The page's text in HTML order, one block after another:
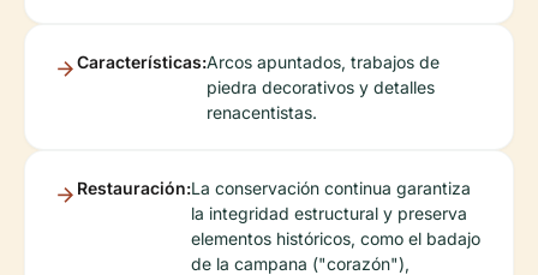
Características:Arcos apuntados, trabajos de
piedra decorativos y detalles
renacentistas.
Restauración:La conservación continua garantiza
la integridad estructural y preserva
elementos históricos, como el badajo
de la campana ("corazón"),